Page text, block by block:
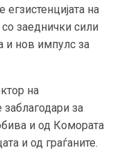
на
заеднички сили
и нов импулс за
на
за
и од Комората
и од граѓаните.